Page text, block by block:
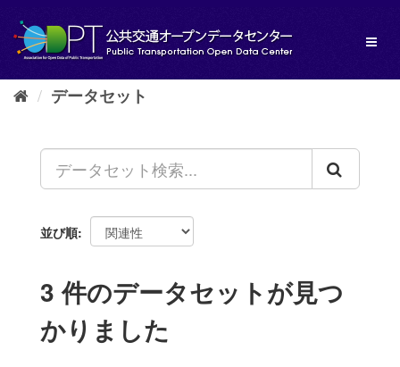
し
データセット
並び順
3 件のデータセットが見つ
かりました